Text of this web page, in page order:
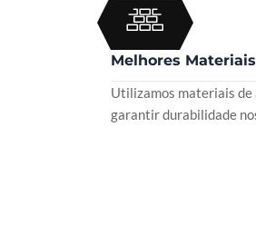
Melhores Materiais
Utilizamos materiais de
garantir durabilidade